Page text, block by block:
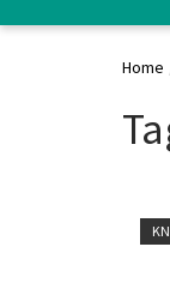
Home